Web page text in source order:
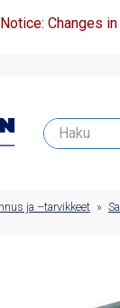
Notice: Changes
ja –tarvikkeet »